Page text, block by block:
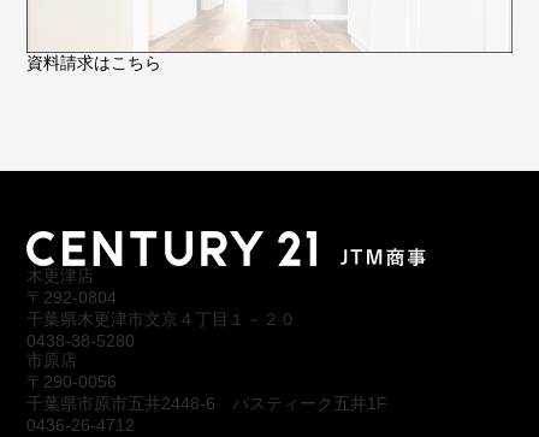
資料請求はこちら
木更津店
〒292-0804
千葉県木更津市文京４丁目１－２０
0438-38-5280
市原店
〒290-0056
千葉県市原市五井2448-6 パスティーク五井1F
0436-26-4712